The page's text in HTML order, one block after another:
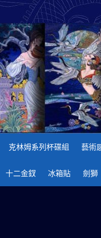
克林姆系列杯碟組 藝術
十二金釵 冰箱貼 劍獅